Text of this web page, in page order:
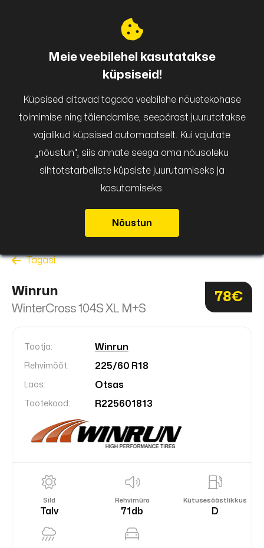
Tagasi
Winrun
WinterCross 104S XL M+S
78€
Tootja: Winrun
Rehvimõõt: 225/60 R18
Laos: Otsas
Tootekood: R225601813
Sild
Talv
Rehvimüra
71db
Kütusesäästlikkus
D
Meie veebilehel kasutatakse
küpsiseid!
Küpsised aitavad tagada veebilehe nõuetekohase
toimimise ning täiendamise, seepärast juurutatakse
vajalikud küpsised automaatselt. Kui vajutate
„nõustun“, siis annate seega oma nõusoleku
sihtotstarbeliste küpsiste juurutamiseks ja
kasutamiseks.
Nõustun